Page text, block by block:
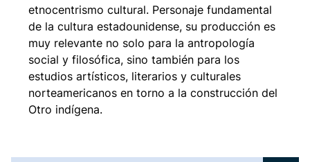
etnocentrismo cultural. Personaje fundamental
de la cultura estadounidense, su producción es
muy relevante no solo para la antropología
social y filosófica, sino también para los
estudios artísticos, literarios y culturales
norteamericanos en torno a la construcción del
Otro indígena.